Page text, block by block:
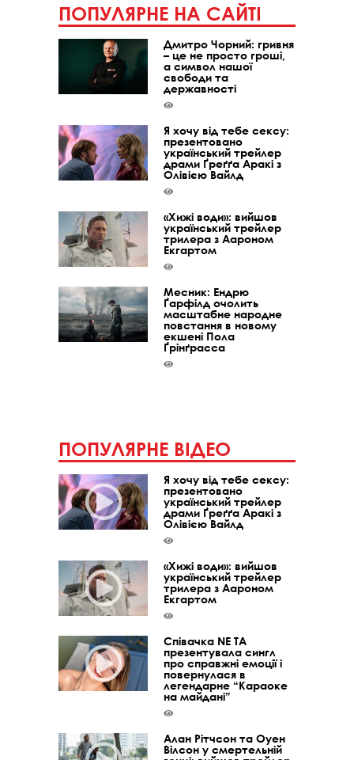
ПОПУЛЯРНЕ НА САЙТІ
Дмитро Чорний: гривня
– це не просто гроші,
а символ нашої
свободи та
державності
Я хочу від тебе сексу:
презентовано
український трейлер
драми Ґреґґа Аракі з
Олівією Вайлд
«Хижі води»: вийшов
український трейлер
трилера з Аароном
Екгартом
Месник: Ендрю
Ґарфілд очолить
масштабне народне
повстання в новому
екшені Пола
Ґрінґрасса
ПОПУЛЯРНЕ ВІДЕО
Я хочу від тебе сексу:
презентовано
український трейлер
драми Ґреґґа Аракі з
Олівією Вайлд
«Хижі води»: вийшов
український трейлер
трилера з Аароном
Екгартом
Співачка NE TA
презентувала сингл
про справжні емоції і
повернулася в
легендарне “Караоке
на майдані”
Алан Рітчсон та Оуен
Вілсон у смертельній